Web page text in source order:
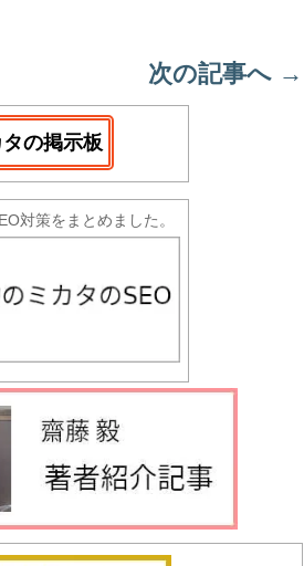
次の記事へ →
の掲示板
対策をまとめました。